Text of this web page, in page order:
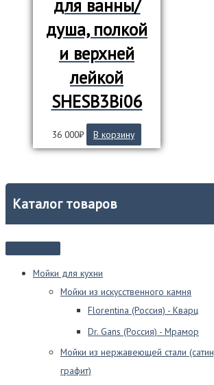
Каталог товаров
Мойки для кухни
Мойки из искусственного камня
Florentina (Россия) - Кварц
Dr. Gans (Россия) - Мрамор
Мойки из нержавеющей стали
графит)
для ванны/
душа, полкой
и верхней
лейкой
SHESB3Bi06
36 000₽ В корзину